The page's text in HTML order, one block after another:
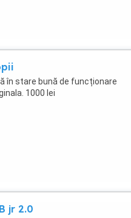
în stare bună de funcționare
1000 lei
jr 2.0